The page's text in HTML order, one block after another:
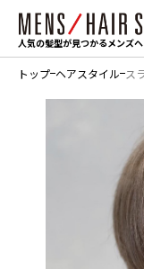
人気の髪型が見つかるメンズ
トップ ヘアスタイル ス